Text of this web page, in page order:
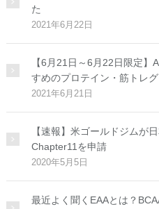
た
2021年6月22日
【6月21日～6月22日限定
すめのプロテイン・筋トレ
2021年6月21日
【速報】米ゴールドジムが
Chapter11を申請
2020年5月5日
最近よく聞くEAAとは？